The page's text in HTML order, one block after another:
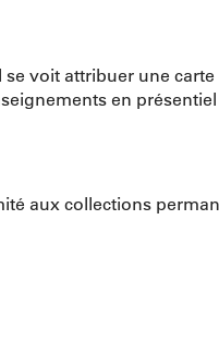
voit attribuer une
en
aux collections